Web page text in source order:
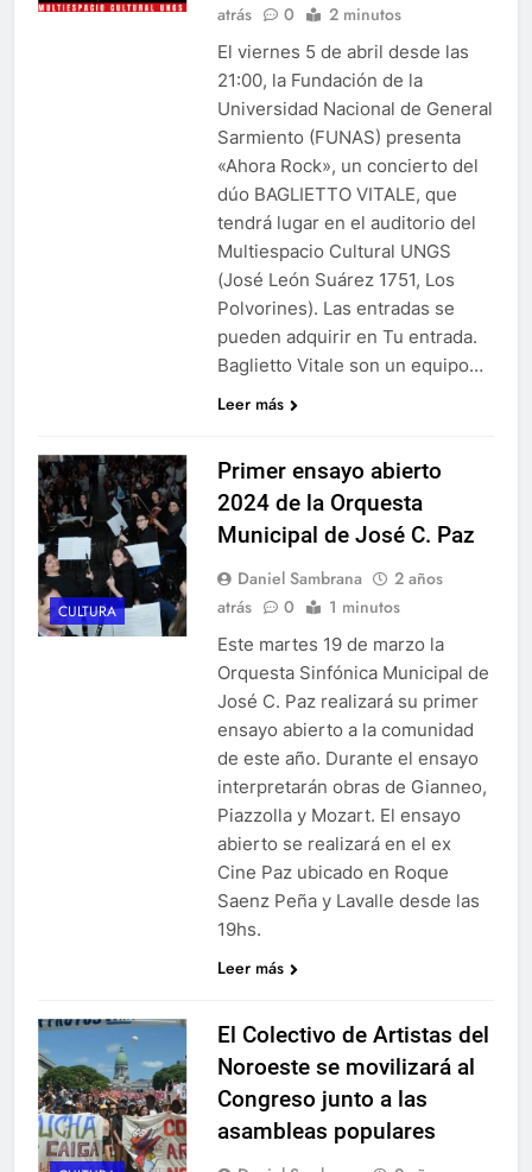
atrás
0 2 minutos
El viernes 5 de abril desde las
21:00, la Fundación de la
Universidad Nacional de General
Sarmiento (FUNAS) presenta
«Ahora Rock», un concierto del
dúo BAGLIETTO VITALE, que
tendrá lugar en el auditorio del
Multiespacio Cultural UNGS
(José León Suárez 1751, Los
Polvorines). Las entradas se
pueden adquirir en Tu entrada.
Baglietto Vitale son un equipo…
Leer más
CULTURA
Primer ensayo abierto
2024 de la Orquesta
Municipal de José C. Paz
Daniel Sambrana
2 años
atrás
0 1 minutos
Este martes 19 de marzo la
Orquesta Sinfónica Municipal de
José C. Paz realizará su primer
ensayo abierto a la comunidad
de este año. Durante el ensayo
interpretarán obras de Gianneo,
Piazzolla y Mozart. El ensayo
abierto se realizará en el ex
Cine Paz ubicado en Roque
Saenz Peña y Lavalle desde las
19hs.
Leer más
El Colectivo de Artistas del
Noroeste se movilizará al
Congreso junto a las
asambleas populares